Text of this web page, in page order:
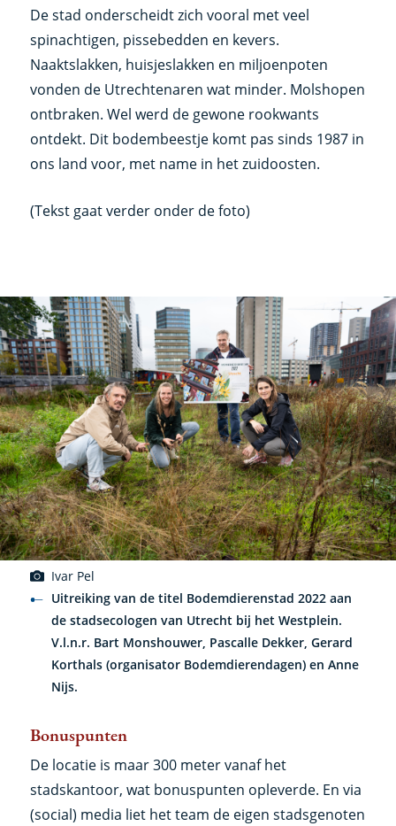
De stad onderscheidt zich vooral met veel
spinachtigen, pissebedden en kevers.
Naaktslakken, huisjeslakken en miljoenpoten
vonden de Utrechtenaren wat minder. Molshopen
ontbraken. Wel werd de gewone rookwants
ontdekt. Dit bodembeestje komt pas sinds 1987 in
ons land voor, met name in het zuidoosten.
(Tekst gaat verder onder de foto)
Ivar Pel
Uitreiking van de titel Bodemdierenstad 2022 aan
de stadsecologen van Utrecht bij het Westplein.
V.l.n.r. Bart Monshouwer, Pascalle Dekker, Gerard
Korthals (organisator Bodemdierendagen) en Anne
Nijs.
Bonuspunten
De locatie is maar 300 meter vanaf het
stadskantoor, wat bonuspunten opleverde. En via
(social) media liet het team de eigen stadsgenoten